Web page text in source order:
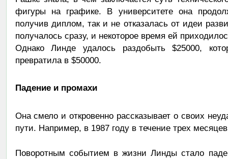
фигуры на графике. В университете она
получив диплом, так и не отказалась от идеи
получалось сразу, и некоторое время ей
Однако Линде удалось раздобыть $25000,
превратила в $50000.
Падение и промахи
Она смело и откровенно рассказывает о своих
пути. Например, в 1987 году в течение трех
Поворотным событием в жизни Линды стало